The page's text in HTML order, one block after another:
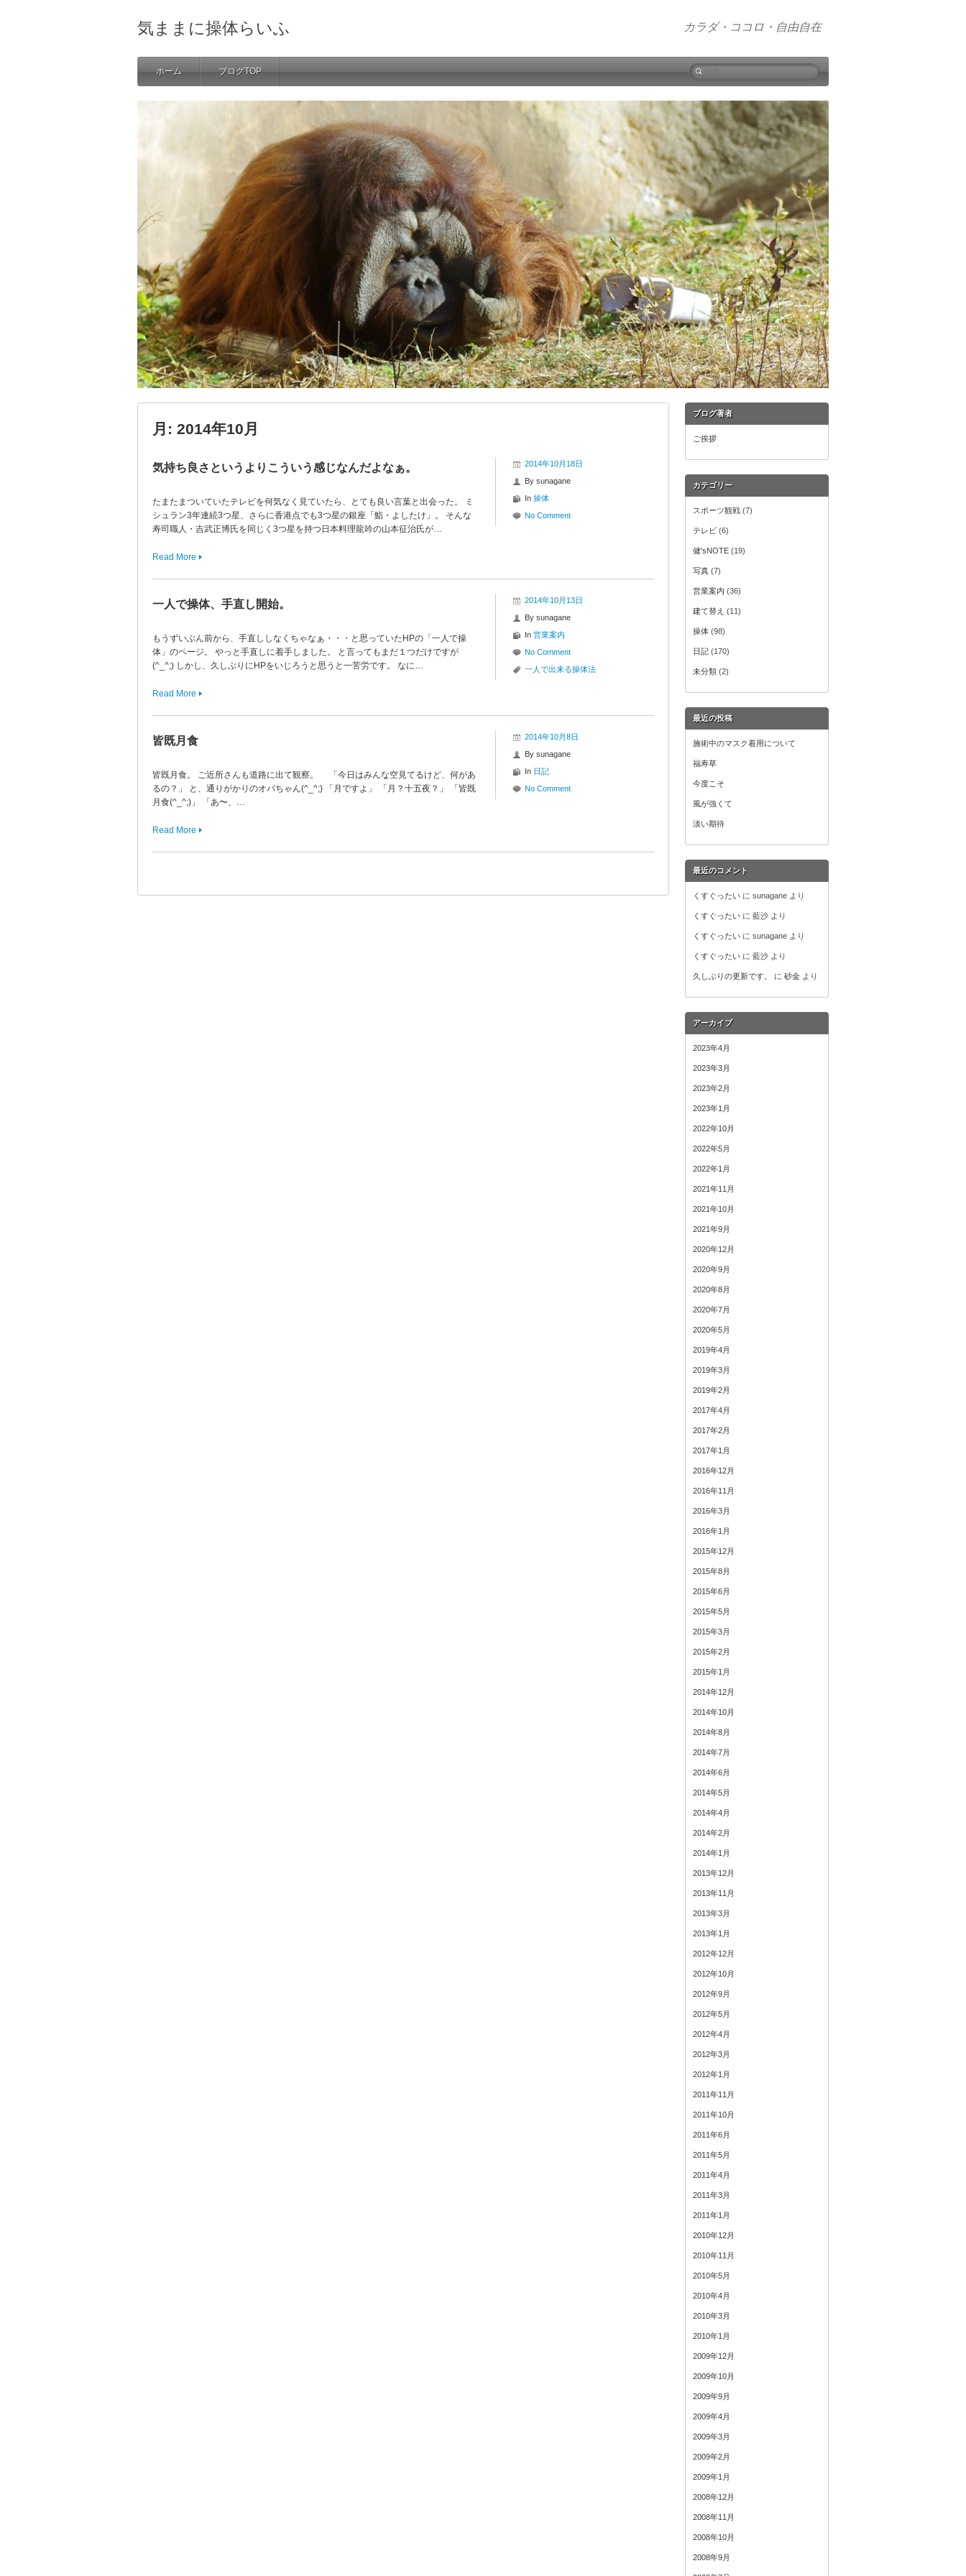
気ままに操体らいふ カラダ・ココロ・自由自在
ホーム ブログTOP
検
月: 2014年10月
気持ち良さというよりこういう感じなんだよなぁ。
たまたまついていたテレビを何気なく見ていたら、とても良い言葉と出会った。 ミ
シュラン3年連続3つ星、さらに香港点でも3つ星の銀座「鮨・よしたけ」。 そんな
寿司職人・吉武正博氏を同じく3つ星を持つ日本料理龍吟の山本征治氏が…
Read More
2014年10月18日
By sunagane
In 操体
No Comment
一人で操体、手直し開始。
もうずいぶん前から、手直ししなくちゃなぁ・・・と思っていたHPの「一人で操
体」のページ。 やっと手直しに着手しました。 と言ってもまだ１つだけですが
(^_^;) しかし、久しぶりにHPをいじろうと思うと一苦労です。 なに…
Read More
2014年10月13日
By sunagane
In 営業案内
No Comment
一人で出来る操体法
皆既月食
皆既月食。 ご近所さんも道路に出て観察。 「今日はみんな空見てるけど、何があ
るの？」 と、通りがかりのオバちゃん(^_^;) 「月ですよ」 「月？十五夜？」 「皆既
月食(^_^;)」 「あ〜、…
Read More
2014年10月8日
By sunagane
In 日記
No Comment
ブログ著者
ご挨拶
カテゴリー
スポーツ観戦 (7)
テレビ (6)
健'sNOTE (19)
写真 (7)
営業案内 (36)
建て替え (11)
操体 (98)
日記 (170)
未分類 (2)
最近の投稿
施術中のマスク着用について
福寿草
今度こそ
風が強くて
淡い期待
最近のコメント
くすぐったい に sunagane より
くすぐったい に 藍沙 より
くすぐったい に sunagane より
くすぐったい に 藍沙 より
久しぶりの更新です。 に 砂金 より
アーカイブ
2023年4月
2023年3月
2023年2月
2023年1月
2022年10月
2022年5月
2022年1月
2021年11月
2021年10月
2021年9月
2020年12月
2020年9月
2020年8月
2020年7月
2020年5月
2019年4月
2019年3月
2019年2月
2017年4月
2017年2月
2017年1月
2016年12月
2016年11月
2016年3月
2016年1月
2015年12月
2015年8月
2015年6月
2015年5月
2015年3月
2015年2月
2015年1月
2014年12月
2014年10月
2014年8月
2014年7月
2014年6月
2014年5月
2014年4月
2014年2月
2014年1月
2013年12月
2013年11月
2013年3月
2013年1月
2012年12月
2012年10月
2012年9月
2012年5月
2012年4月
2012年3月
2012年1月
2011年11月
2011年10月
2011年6月
2011年5月
2011年4月
2011年3月
2011年1月
2010年12月
2010年11月
2010年5月
2010年4月
2010年3月
2010年1月
2009年12月
2009年10月
2009年9月
2009年4月
2009年3月
2009年2月
2009年1月
2008年12月
2008年11月
2008年10月
2008年9月